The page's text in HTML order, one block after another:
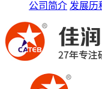
公司简介 发展历